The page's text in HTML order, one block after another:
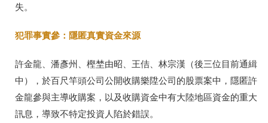
失。
犯罪事實參：隱匿真實資金來源
許金龍、潘彥州、 樫埜由昭、王佶、林宗漢（後三位目前通緝
中），於百尺竿頭公司公開收購樂陞公司的股票案中，隱匿許
金龍參與主導收購案，以及收購資金中有大陸地區資金的重大
訊息，導致不特定投資人陷於錯誤。